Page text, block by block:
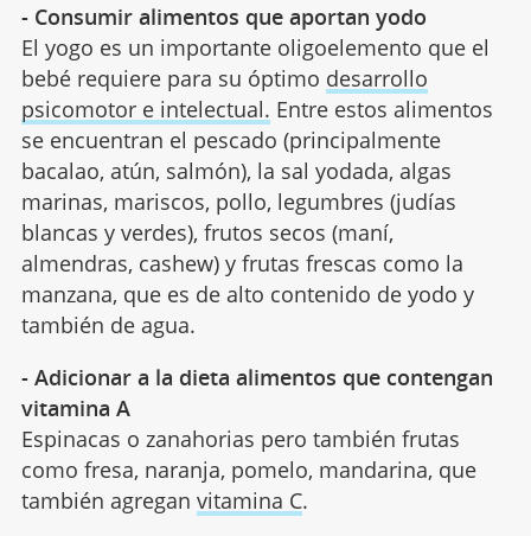
- Consumir alimentos que aportan yodo
El yogo es un importante oligoelemento que el
bebé requiere para su óptimo desarrollo
psicomotor e intelectual. Entre estos alimentos
se encuentran el pescado (principalmente
bacalao, atún, salmón), la sal yodada, algas
marinas, mariscos, pollo, legumbres (judías
blancas y verdes), frutos secos (maní,
almendras, cashew) y frutas frescas como la
manzana, que es de alto contenido de yodo y
también de agua.
- Adicionar a la dieta alimentos que contengan
vitamina A
Espinacas o zanahorias pero también frutas
como fresa, naranja, pomelo, mandarina, que
también agregan vitamina C.